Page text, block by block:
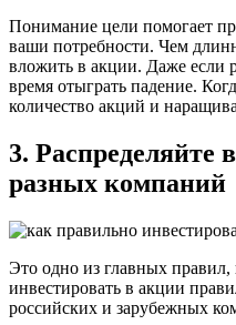
Понимание цели помогает
ваши потребности. Чем
вложить в акции. Даже если
время отыграть падение.
количество акций и
3. Распределяйте
разных компаний
Это одно из главных правил,
инвестировать в акции
российских и зарубежных